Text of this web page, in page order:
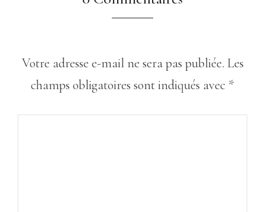
Votre adresse e-mail ne sera pas publiée. Les
champs obligatoires sont indiqués avec *